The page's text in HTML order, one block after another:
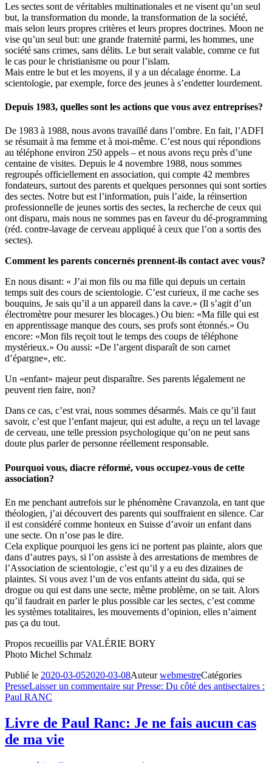
Les sectes sont de véritables multinationales et ne visent qu’un seul
but, la transformation du monde, la transformation de la société,
mais selon leurs propres critères et leurs propres doctrines. Moon ne
vise qu’un seul but: une grande fraternité parmi, les hommes, une
société sans crimes, sans délits. Le but serait valable, comme ce fut
le cas pour le christianisme ou pour l’islam.
Mais entre le but et les moyens, il y a un décalage énorme. La
scientologie, par exemple, force des jeunes à s’endetter lourdement.
Depuis 1983, quelles sont les actions que vous avez entreprises?
De 1983 à 1988, nous avons travaillé dans l’ombre. En fait, l’ADFI
se résumait à ma femme et à moi-même. C’est nous qui répondions
au téléphone environ 250 appels – et nous avons reçu près d’une
centaine de visites. Depuis le 4 novembre 1988, nous sommes
regroupés officiellement en association, qui compte 42 membres
fondateurs, surtout des parents et quelques personnes qui sont sorties
des sectes. Notre but est l’information, puis l’aide, la réinsertion
professionnelle de jeunes sortis des sectes, la recherche de ceux qui
ont disparu, mais nous ne sommes pas en faveur du dé-programming
(réd. contre-lavage de cerveau appliqué à ceux que l’on a sortis des
sectes).
Comment les parents concernés prennent-ils contact avec vous?
En nous disant: « J’ai mon fils ou ma fille qui depuis un certain
temps suit des cours de scientologie. C’est curieux, il me cache ses
bouquins, Je sais qu’il a un appareil dans la cave.» (Il s’agit d’un
électromètre pour mesurer les blocages.) Ou bien: «Ma fille qui est
en apprentissage manque des cours, ses profs sont étonnés.» Ou
encore: «Mon fils reçoit tout le temps des coups de téléphone
mystérieux.» Ou aussi: «De l’argent disparaît de son carnet
d’épargne», etc.
Un «enfant» majeur peut disparaître. Ses parents légalement ne
peuvent rien faire, non?
Dans ce cas, c’est vrai, nous sommes désarmés. Mais ce qu’il faut
savoir, c’est que l’enfant majeur, qui est adulte, a reçu un tel lavage
de cerveau, une telle pression psychologique qu’on ne peut sans
doute plus parler de personne réellement responsable.
Pourquoi vous, diacre réformé, vous occupez-vous de cette
association?
En me penchant autrefois sur le phénomène Cravanzola, en tant que
théologien, j’ai découvert des parents qui souffraient en silence. Car
il est considéré comme honteux en Suisse d’avoir un enfant dans
une secte. On n’ose pas le dire.
Cela explique pourquoi les gens ici ne portent pas plainte, alors que
dans d’autres pays, si l’on assiste à des arrestations de membres de
l’Association de scientologie, c’est qu’il y a eu des dizaines de
plaintes. Si vous avez l’un de vos enfants atteint du sida, qui se
drogue ou qui est dans une secte, même problème, on se tait. Alors
qu’il faudrait en parler le plus possible car les sectes, c’est comme
les systèmes totalitaires, les mouvements d’opinion, elles n’aiment
pas ça du tout.
Propos recueillis par VALÉRIE BORY
Photo Michel Schmalz
Publié le 2020-03-052020-03-08AuteurwebmestreCatégories
PresseLaisser un commentaire sur Presse: Du côté des antisectaires :
Paul RANC
Livre de Paul Ranc: Je ne fais aucun cas
de ma vie